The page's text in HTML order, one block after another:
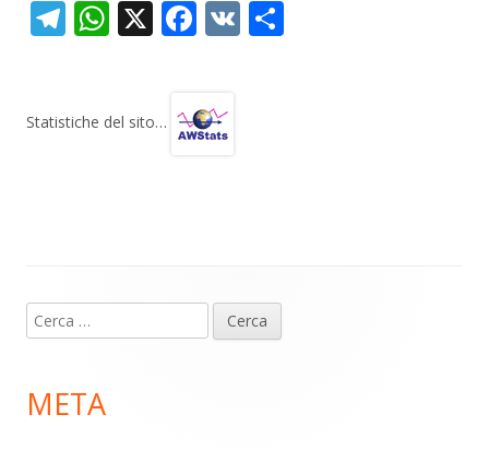
T
gr
W
s
X F
b
V
Statistiche del sito…
piè
pagina
Ricerca
per:
META